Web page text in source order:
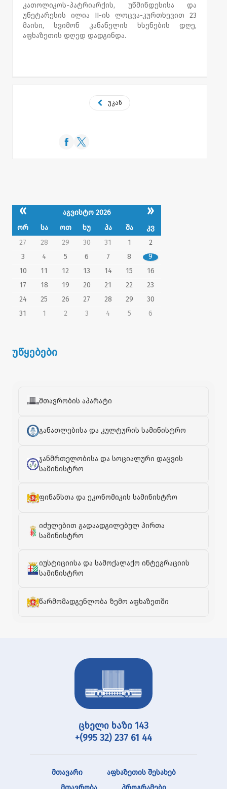
« აგვისტო 2026 »
ორ სა ოთ ხუ პა შა
კვ
27
28 29 30 31 1
2
3
4 5 6 7 8
9
10
11 12 13 14 15
16
17
18 19 20 21 22
23
24
25 26 27 28 29
30
31
1 2 3 4 5 6
უწყებები
მთავრობის აპარატი
განათლებისა და კულტურის სამინისტრო
ჯანმრთელობისა და სოციალური დაცვის
სამინისტრო
ფინანსთა და ეკონომიკის სამინისტრო
იძულებით გადაადგილებულ პირთა
სამინისტრო
იუსტიციისა და სამოქალაქო ინტეგრაციის
სამინისტრო
წარმომადგენლობა ზემო აფხაზეთში
კათოლიკოს-პატრიარქის, უწმინდესისა და
უნეტარესის ილია II-ის ლოცვა-კურთხევით 23
მაისი, სვიმონ კანანელის ხსენების დღე,
აფხაზეთის დღედ დადგინდა.
უკან
ცხელი ხაზი 143
+(995 32) 237 61 44
მთავარი
აფხაზეთის შესახებ